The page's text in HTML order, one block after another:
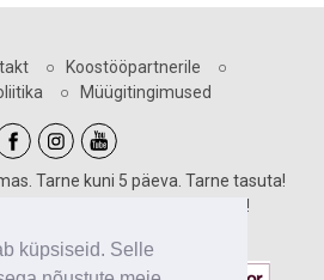
küpsiseid. Selle
○ Koostööpartnerile ○
○ Müügitingimused
Tarne kuni 5 päeva. Tarne tasuta!
vastava märgiga toodetele!